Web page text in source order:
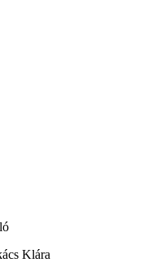
Klára